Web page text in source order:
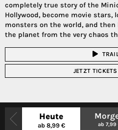
completely true story of the
Hollywood, become movie stars,
monsters on the world, and
the planet from the very chaos
JETZT
Heute
ab 8,99 € ab 7,99